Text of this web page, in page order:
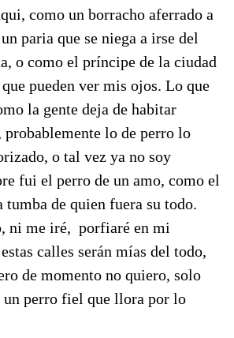
como un borracho aferrado a
paria que se niega a irse del
o como el príncipe de la ciudad
pueden ver mis ojos. Lo que
la gente deja de habitar
probablemente lo de perro lo
o tal vez ya no soy
fui el perro de un amo, como el
tumba de quien fuera su todo.
ni me iré, porfiaré en mi
calles serán mías del todo,
de momento no quiero, solo
un perro fiel que llora por lo